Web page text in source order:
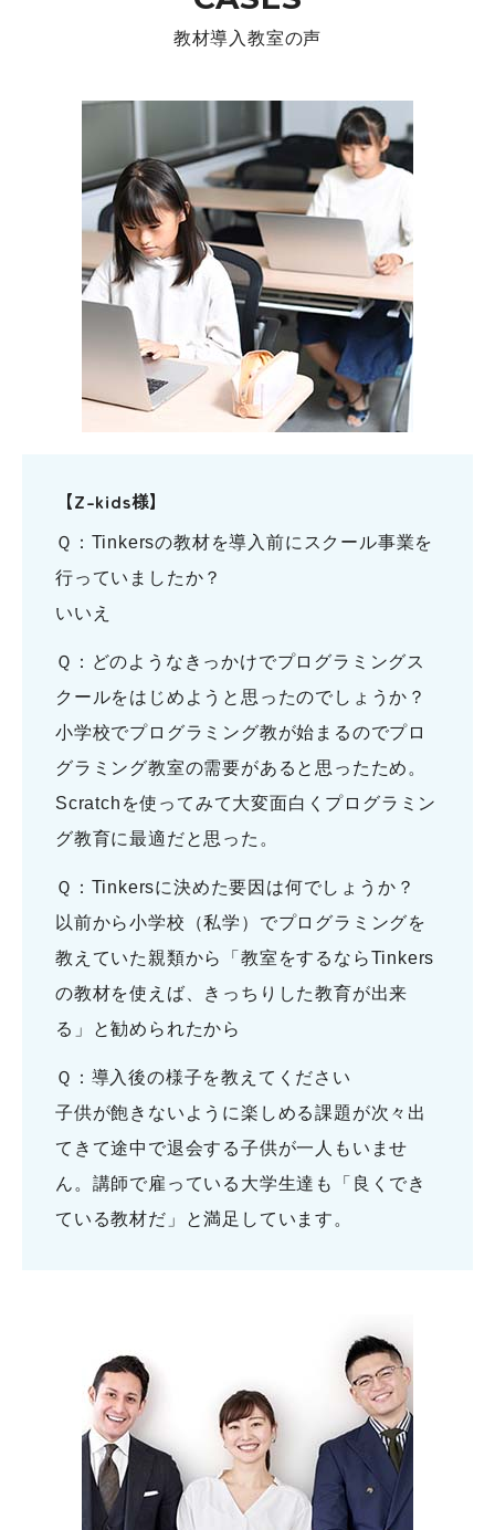
教材導入教室の声
【Z-kids様】
Ｑ：Tinkersの教材を導入前にスクール事業を
行っていましたか？
いいえ
Ｑ：どのようなきっかけでプログラミングス
クールをはじめようと思ったのでしょうか？
小学校でプログラミング教が始まるのでプロ
グラミング教室の需要があると思ったため。
Scratchを使ってみて大変面白くプログラミン
グ教育に最適だと思った。
Ｑ：Tinkersに決めた要因は何でしょうか？
以前から小学校（私学）でプログラミングを
教えていた親類から「教室をするならTinkers
の教材を使えば、きっちりした教育が出来
る」と勧められたから
Ｑ：導入後の様子を教えてください
子供が飽きないように楽しめる課題が次々出
てきて途中で退会する子供が一人もいませ
ん。講師で雇っている大学生達も「良くでき
ている教材だ」と満足しています。